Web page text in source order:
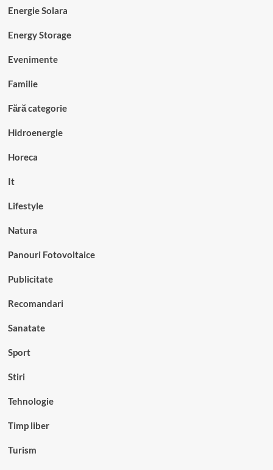
Energie Solara
Energy Storage
Evenimente
Familie
Fără categorie
Hidroenergie
Horeca
It
Lifestyle
Natura
Panouri Fotovoltaice
Publicitate
Recomandari
Sanatate
Sport
Stiri
Tehnologie
Timp liber
Turism